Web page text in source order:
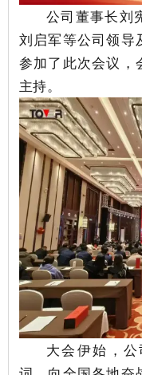
公司董事长刘
刘启军等公司领导
参加了此次会议，
主持。
大会伊始，